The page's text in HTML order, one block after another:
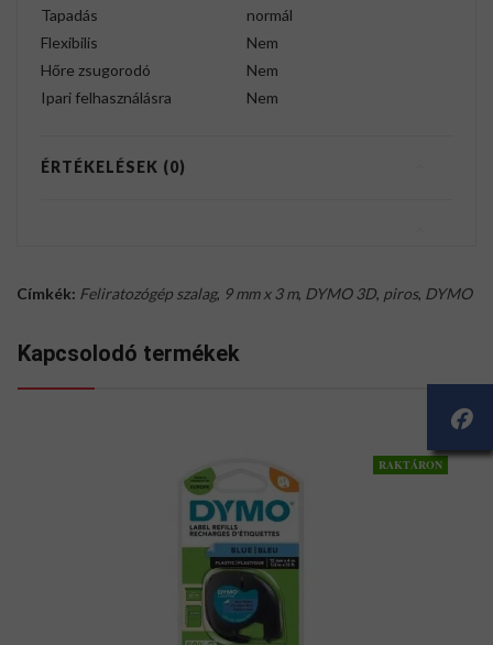
Tapadás
normál
Flexibilis
Nem
Hőre zsugorodó
Nem
Ipari felhasználásra
Nem
ÉRTÉKELÉSEK (0)
Címkék: Feliratozógép szalag, 9 mm x 3 m, DYMO 3D, piros, DYMO
Kapcsolodó termékek
RAKTÁRON